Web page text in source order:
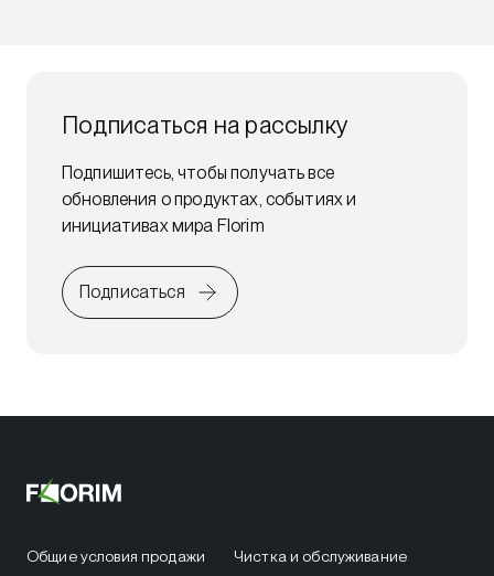
Подписаться на рассылку
Подпишитесь, чтобы получать все
обновления о продуктах, событиях и
инициативах мира Florim
Подписаться
Общие условия продажи Чистка и обслуживание